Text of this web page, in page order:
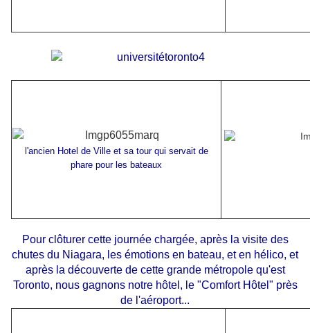
l'ancien Hotel de Ville et sa tour qui servait de
phare pour les bateaux
Pour clôturer cette journée chargée, après la visite des
chutes du Niagara, les émotions en bateau, et en hélico, et
après la découverte de cette grande métropole qu'est
Toronto, nous gagnons notre hôtel, le "Comfort Hôtel" près
de l'aéroport...